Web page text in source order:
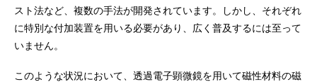
スト法など、複数の手法が開発されています。しかし、それぞれ
に特別な付加装置を用いる必要があり、広く普及するには至って
いません。
このような状況において、透過電子顕微鏡を用いて磁性材料の磁